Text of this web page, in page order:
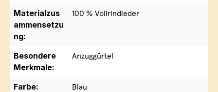
Materialzus
ammensetzu
ng:
100 % Vollrindleder
Besondere
Merkmale:
Anzuggürtel
Farbe:
Blau